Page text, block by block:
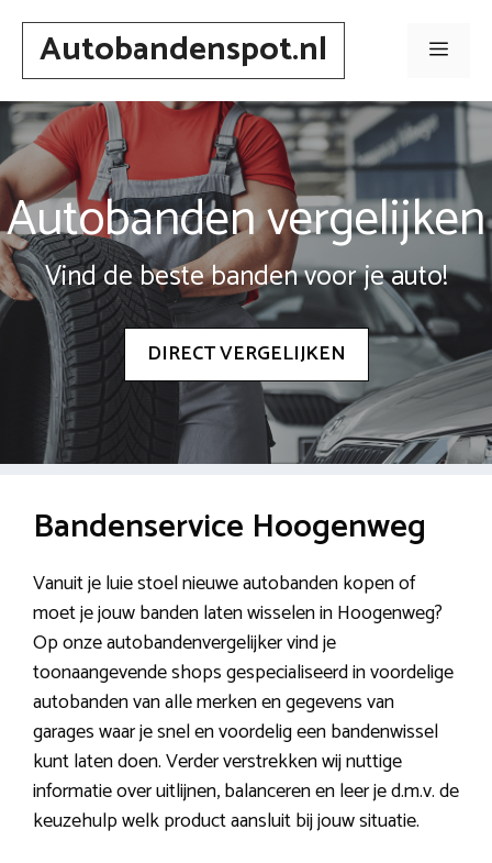
Spring
inhoudAutobandenspot.nl Menu
Autobanden vergelijken
Vind de beste banden voor je auto!
DIRECT VERGELIJKEN
Bandenservice Hoogenweg
Vanuit je luie stoel nieuwe autobanden kopen of
moet je jouw banden laten wisselen in Hoogenweg?
Op onze autobandenvergelijker vind je
toonaangevende shops gespecialiseerd in voordelige
autobanden van alle merken en gegevens van
garages waar je snel en voordelig een bandenwissel
kunt laten doen. Verder verstrekken wij nuttige
informatie over uitlijnen, balanceren en leer je d.m.v. de
keuzehulp welk product aansluit bij jouw situatie.